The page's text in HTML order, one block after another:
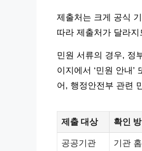
제출처는 크게 공식
따라 제출처가 달라
민원 서류의 경우, 정
이지에서 ‘민원 안내’
어, 행정안전부 관련
제출 대상 확인
공공기관 기관